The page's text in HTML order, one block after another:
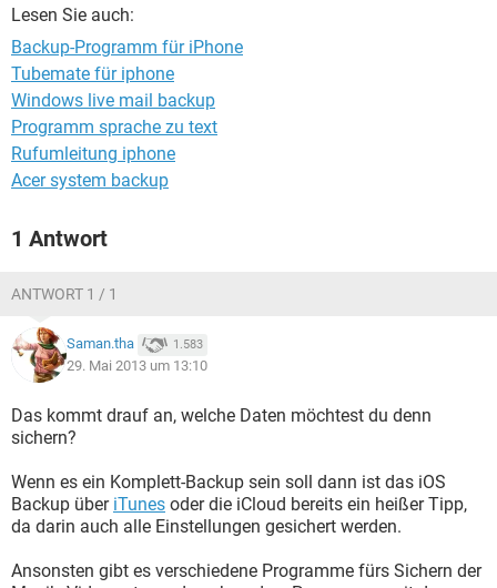
FACEBOOK
Lesen Sie auch:
Backup-Programm für iPhone
Tubemate für iphone
Windows live mail backup
Programm sprache zu text
Rufumleitung iphone
Acer system backup
1 Antwort
ANTWORT 1 / 1
Saman.tha 1.583
29. Mai 2013 um 13:10
Das kommt drauf an, welche Daten möchtest du denn
sichern?
Wenn es ein Komplett-Backup sein soll dann ist das iOS
Backup über iTunes oder die iCloud bereits ein heißer Tipp,
da darin auch alle Einstellungen gesichert werden.
Ansonsten gibt es verschiedene Programme fürs Sichern der